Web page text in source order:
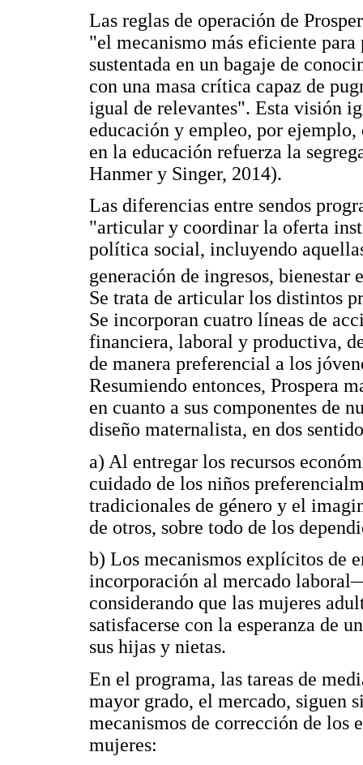
Las reglas de operación de
"el mecanismo más eficiente
sustentada en un bagaje de
con una masa crítica capaz de
igual de relevantes". Esta visión
educación y empleo, por ejemplo,
en la educación refuerza la
Hanmer y Singer, 2014).
Las diferencias entre sendos
"articular y coordinar la oferta
política social, incluyendo
generación de ingresos,
Se trata de articular los distintos
Se incorporan cuatro líneas de
financiera, laboral y productiva,
de manera preferencial a los
Resumiendo entonces, Prospera
en cuanto a sus componentes de
diseño maternalista, en dos
a) Al entregar los recursos
cuidado de los niños
tradicionales de género y el
de otros, sobre todo de los
b) Los mecanismos explícitos de
incorporación al mercado
considerando que las mujeres
satisfacerse con la esperanza de
sus hijas y nietas.
En el programa, las tareas de
mayor grado, el mercado, siguen
mecanismos de corrección de los
mujeres: